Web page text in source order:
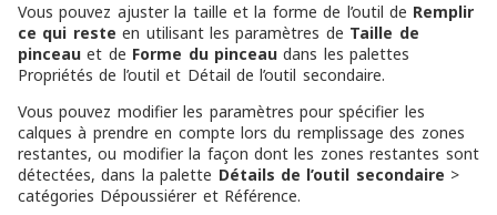
Vous pouvez ajuster la taille et la forme de l’outil de Remplir
ce qui reste en utilisant les paramètres de Taille de
pinceau et de Forme du pinceau dans les palettes
Propriétés de l’outil et Détail de l’outil secondaire.
Vous pouvez modifier les paramètres pour spécifier les
calques à prendre en compte lors du remplissage des zones
restantes, ou modifier la façon dont les zones restantes sont
détectées, dans la palette Détails de l’outil secondaire >
catégories Dépoussiérer et Référence.